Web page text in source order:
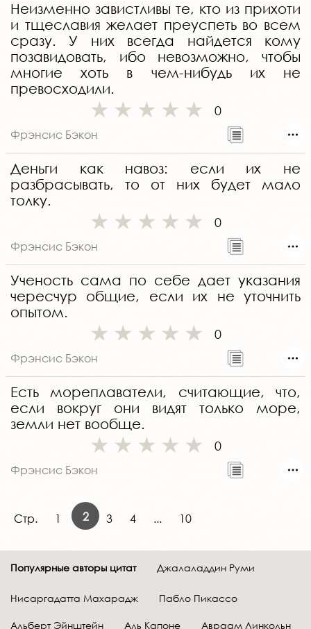
Неизменно завистливы те, кто из прихоти
и тщеславия желает преуспеть во всем
сразу. У них всегда найдется кому
позавидовать, ибо невозможно, чтобы
многие хоть в чем-нибудь их не
превосходили.
0
Фрэнсис Бэкон
Деньги как навоз: если их не
разбрасывать, то от них будет мало
толку.
0
Фрэнсис Бэкон
Ученость сама по себе дает указания
чересчур общие, если их не уточнить
опытом.
0
Фрэнсис Бэкон
Есть мореплаватели, считающие, что,
если вокруг они видят только море,
земли нет вообще.
0
Фрэнсис Бэкон
Стр. 1 2 3 4 ... 10
Популярные авторы цитат Джалаладдин Руми
Нисаргадатта Махарадж Пабло Пикассо
Альберт Эйнштейн Аль Капоне Авраам Линкольн